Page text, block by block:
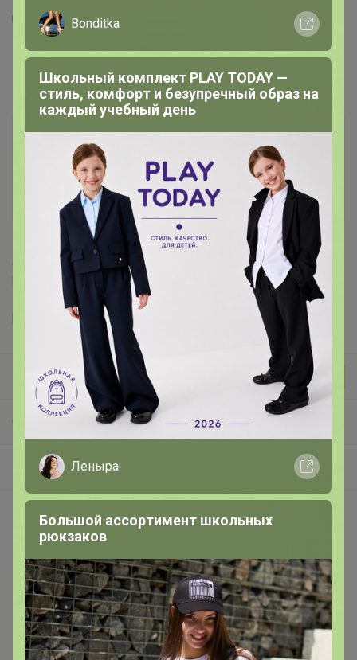
93
Фермерская "мясной хлеб" колбаса (как
докторская)- 600гр
Доставка
Доставка ~ 7 дней с момента включения в
счет
После 15 августа 2026 г.
Делая заказ, Вы подтверждаете что ознакомлены с
регламентом выкупа и соглашаетесь с договором оферты
Бонифаций
Мясо, колбасы и деликатесы
Покупают вместе
Скидка
Выбор экспертов
Bonditka
Школьный комплект PLAY TODAY —
стиль, комфорт и безупречный образ на
каждый учебный день
Леныра
Большой ассортимент школьных
рюкзаков